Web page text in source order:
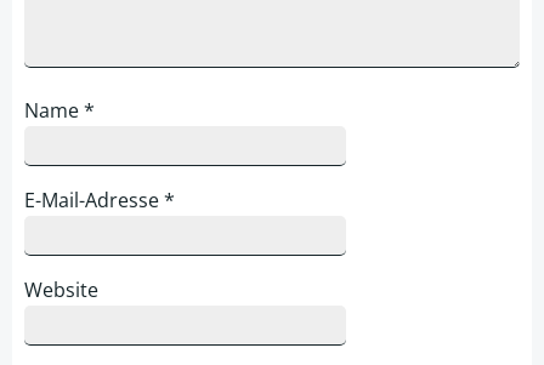
Name*
E-Mail-Adresse*
Website